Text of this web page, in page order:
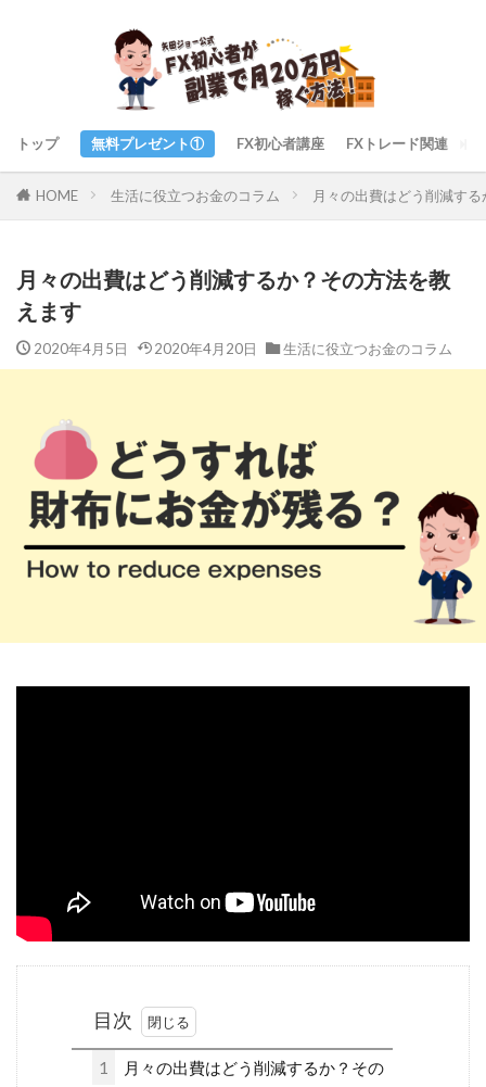
トップ 無料プレゼント① FX初心者講座 FXトレード関連
HOME 生活に役立つお金のコラム 月々の出費はどう削減す
月々の出費はどう削減するか？その方法を教
えます
2020年4月5日 2020年4月20日 生活に役立つお金のコラム
目次
1
月々の出費はどう削減するか？その